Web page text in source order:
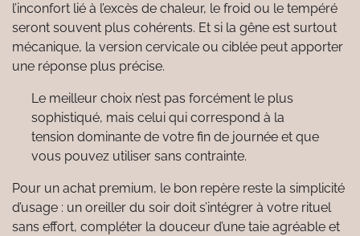
l’inconfort lié à l’excès de chaleur, le froid ou le tempéré
seront souvent plus cohérents. Et si la gêne est surtout
mécanique, la version cervicale ou ciblée peut apporter
une réponse plus précise.
Le meilleur choix n’est pas forcément le plus
sophistiqué, mais celui qui correspond à la
tension dominante de votre fin de journée et que
vous pouvez utiliser sans contrainte.
Pour un achat premium, le bon repère reste la simplicité
d’usage : un oreiller du soir doit s’intégrer à votre rituel
sans effort, compléter la douceur d’une taie agréable et